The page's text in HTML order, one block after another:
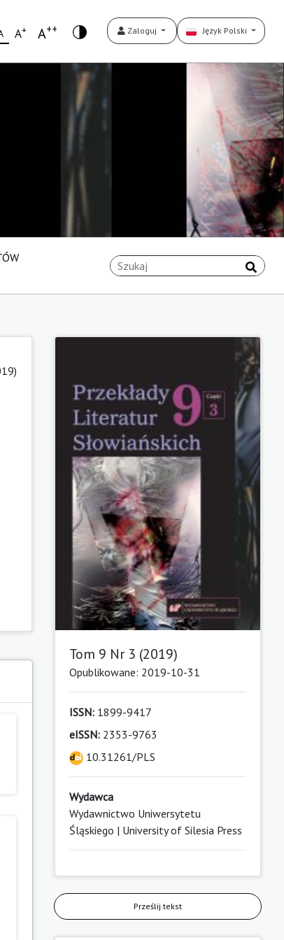
A+ A++ Zaloguj Język Polski
Tom 9 Nr 3 (2019)
Opublikowane: 2019-10-31
ISSN:1899-9417
eISSN:2353-9763
10.31261/PLS
Wydawca
Wydawnictwo Uniwersytetu
Śląskiego | University of Silesia Press
Prześlij tekst